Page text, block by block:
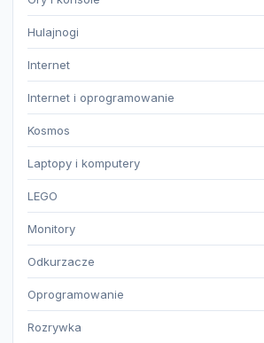
Hulajnogi
Internet
Internet i oprogramowanie
Kosmos
Laptopy i komputery
LEGO
Monitory
Odkurzacze
Oprogramowanie
Rozrywka